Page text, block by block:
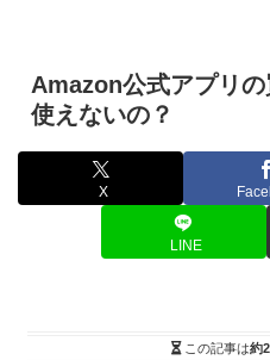
Amazon公式アプリ
使えないの？
X
LINE
この記事は約